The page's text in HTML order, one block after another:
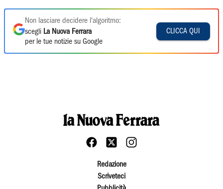
Non lasciare decidere l'algoritmo:
scegli La Nuova Ferrara
per le tue notizie su Google
CLICCA QUI
Redazione
Scriveteci